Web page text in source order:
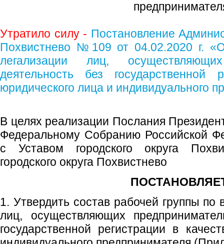
Утратило силу - Постановление
Похвистнево №109 от 04.02.2020 г.
легализации лиц, осуществляющих
деятельность без государственной
юридического лица и индивидуального
В целях реализации Послания
Федеральному Собранию Российской
с Уставом городского округа
городского округа Похвистнево
1. Утвердить состав рабочей группы по
лиц, осуществляющих
государственной регистрации в